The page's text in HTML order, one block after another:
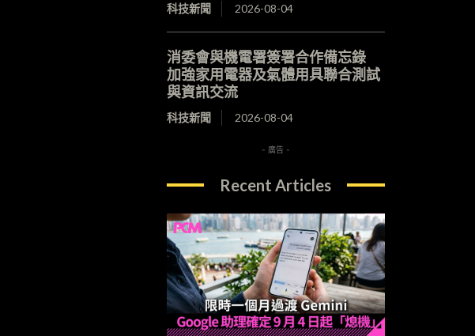
科技新聞 2026-08-04
消委會與機電署簽署合作備忘錄
加強家用電器及氣體用具聯合測試
與資訊交流
科技新聞 2026-08-04
- 廣告 -
Recent Articles